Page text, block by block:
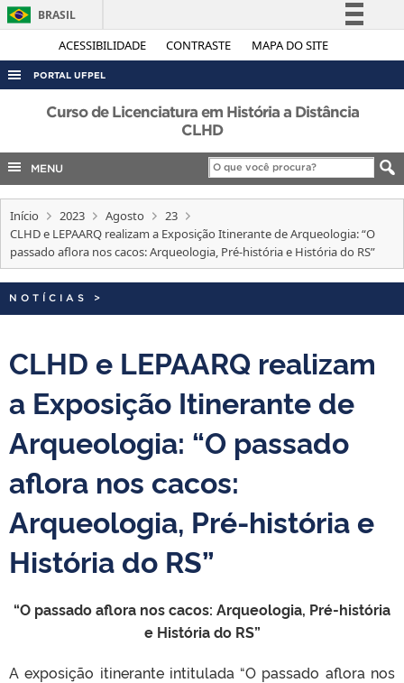
ACESSIBILIDADE CONTRASTE MAPA DO SITE
BRASIL
Simplifique!
Legislação
Canais
PORTAL UFPEL
ACESSO À INFORMAÇÃO
COBALTO
CONCURSOS
EDITAIS
INTERNACIONAL
Curso de Licenciatura em História a Distância
CLHD
MENU
Início 2023 Agosto
23
CLHD e LEPAARQ realizam a Exposição Itinerante de Arqueologia: “O
passado aflora nos cacos: Arqueologia, Pré-história e História do RS”
NOTÍCIAS >
CLHD e LEPAARQ realizam
a Exposição Itinerante de
Arqueologia: “O passado
aflora nos cacos:
Arqueologia, Pré-história e
História do RS”
“O passado aflora nos cacos: Arqueologia, Pré-história
e História do RS”
A exposição itinerante intitulada “O passado aflora nos